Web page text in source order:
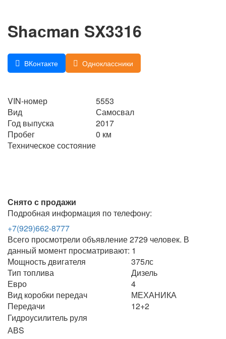
Shaсman SX3316
ВКонтакте Одноклассники
VIN-номер
5553
Вид
Самосвал
Год выпуска
2017
Пробег
0 км
Техническое состояние
Снято с продажи
Подробная информация по телефону:
+7(929)662-8777
Всего просмотрели объявление 2729 человек. В
данный момент просматривают: 1
Мощность двигателя
375лс
Тип топлива
Дизель
Евро
4
Вид коробки передач
МЕХАНИКА
Передачи
12+2
Гидроусилитель руля
АВS